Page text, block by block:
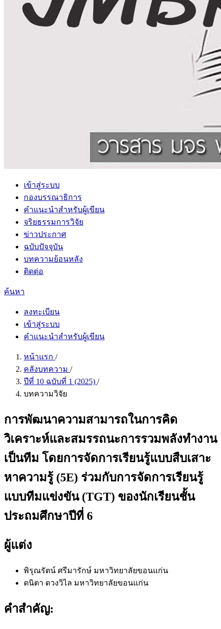
เข้าสู่ระบบ
กองบรรณาธิการ
คำแนะนำสำหรับผู้เขียน
จริยธรรมการวิจัย
ข่าวประกาศ
ฉบับปัจจุบัน
บทความย้อนหลัง
ติดต่อ
ค้นหา
ลงทะเบียน
เข้าสู่ระบบ
คำแนะนำสำหรับผู้เขียน
หน้าแรก /
คลังบทความ /
ปีที่ 10 ฉบับที่ 1 (2025) /
บทความวิจัย
การพัฒนาความสามารถในการคิด
วิเคราะห์และสมรรถนะการรวมพลังทำงาน
เป็นทีม โดยการจัดการเรียนรู้แบบสืบเสาะ
หาความรู้ (5E) ร่วมกับการจัดการเรียนรู้
แบบทีมแข่งขัน (TGT) ของนักเรียนชั้น
ประถมศึกษาปีที่ 6
ผู้แต่ง
พิรุณรัตน์ ศรีมารักษ์ มหาวิทยาลัยขอนแก่น
ดนิตา ดวงวิไล มหาวิทยาลัยขอนแก่น
คำสำคัญ: